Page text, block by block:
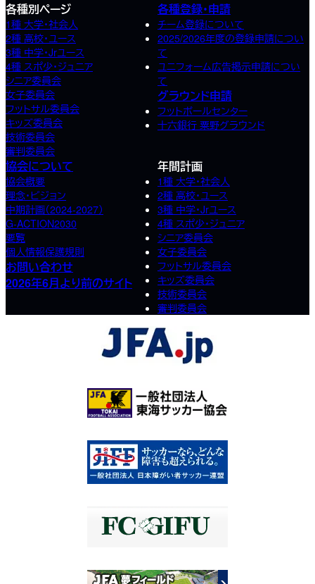
各種別ページ
1種 大学・社会人
2種 高校･ユース
3種 中学･Jrユース
4種 スポ少･ジュニア
シニア委員会
女子委員会
フットサル委員会
キッズ委員会
技術委員会
審判委員会
各種登録・申請
チーム登録について
2025/2026年度の登録申請につい
て
ユニフォーム広告掲示申請につい
て
グラウンド申請
フットボールセンター
十六銀行 粟野グラウンド
協会について
協会概要
理念・ビジョン
中期計画（2024-2027）
G-ACTION2030
要覧
個人情報保護規則
お問い合わせ
2026年6月より前のサイト
年間計画
1種 大学・社会人
2種 高校･ユース
3種 中学･Jrユース
4種 スポ少･ジュニア
シニア委員会
女子委員会
フットサル委員会
キッズ委員会
技術委員会
審判委員会